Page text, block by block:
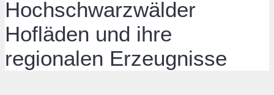
Hochschwarzwälder
Hofläden und ihre
regionalen Erzeugnisse